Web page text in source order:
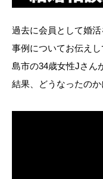
過去に会員として婚
事例についてお伝え
島市の34歳女性Jさん
結果、どうなったのか